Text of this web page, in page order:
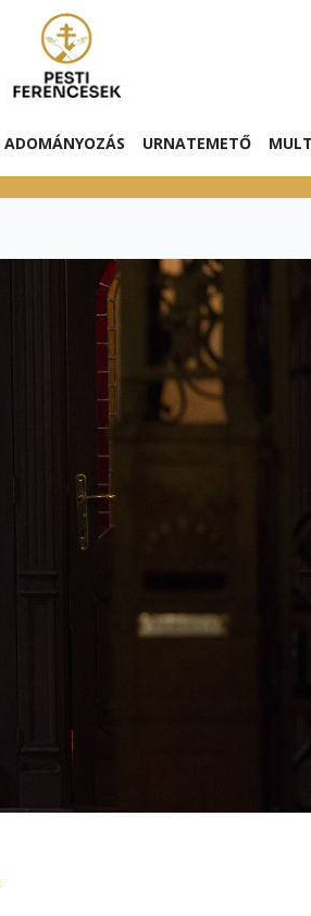
ADOMÁNYOZÁS URNATEMETŐ